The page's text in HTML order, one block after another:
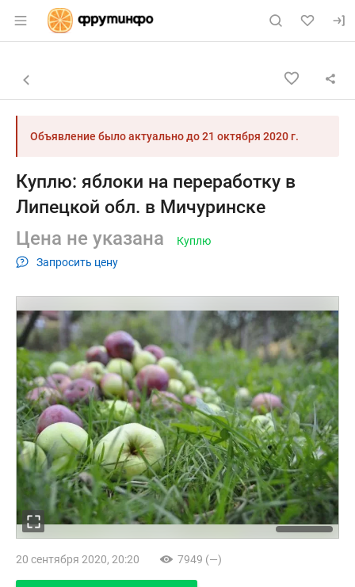
Раздел навигации по сайту fruitinfo.ru
Объявление: Куплю: яблоки на
Навигация и управление объявлением
Назад к списку объявлений
Объявление было актуально до21 октября 2020 г.
Куплю: яблоки на переработку в
Липецкой обл. в Мичуринске
Цена не указана
Запросить цену
Куплю
20 сентября 2020, 20:20 7949 (—)